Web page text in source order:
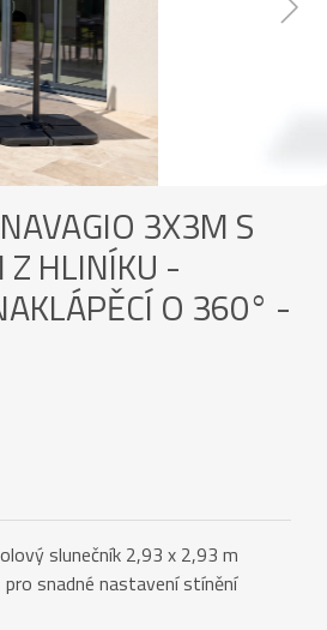
Next
3X3M S
Z HLINÍKU -
O 360° -
slunečník 2,93 x 2,93 m
snadné nastavení stínění